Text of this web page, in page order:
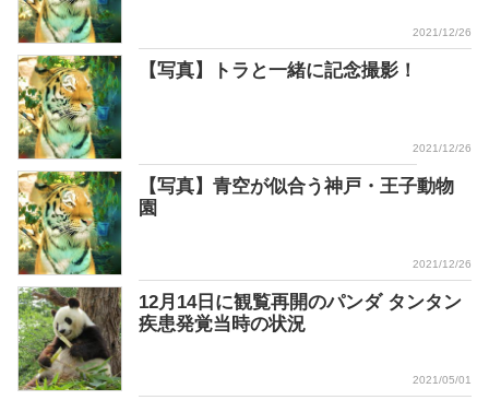
2021/12/26
【写真】トラと一緒に記念撮影！
2021/12/26
【写真】青空が似合う神戸・王子動物
園
2021/12/26
12月14日に観覧再開のパンダ タンタン
疾患発覚当時の状況
2021/05/01